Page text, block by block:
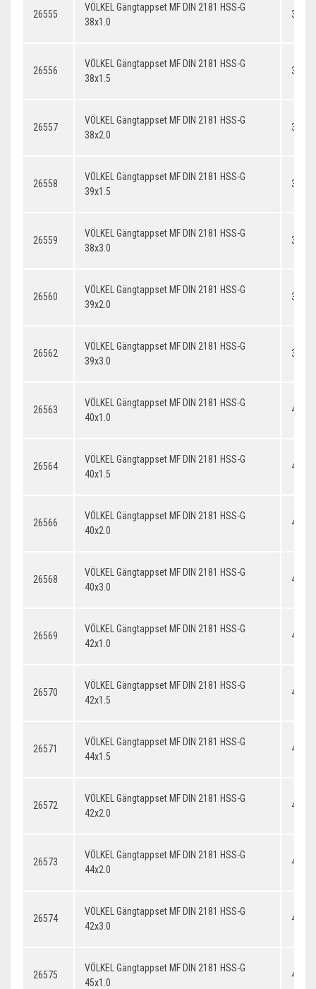
26555
VÖLKEL Gängtappset MF DIN 2181 HSS-G
38x1.0
26556
VÖLKEL Gängtappset MF DIN 2181 HSS-G
38x1.5
26557
VÖLKEL Gängtappset MF DIN 2181 HSS-G
38x2.0
26558
VÖLKEL Gängtappset MF DIN 2181 HSS-G
39x1.5
26559
VÖLKEL Gängtappset MF DIN 2181 HSS-G
38x3.0
26560
VÖLKEL Gängtappset MF DIN 2181 HSS-G
39x2.0
26562
VÖLKEL Gängtappset MF DIN 2181 HSS-G
39x3.0
26563
VÖLKEL Gängtappset MF DIN 2181 HSS-G
40x1.0
26564
VÖLKEL Gängtappset MF DIN 2181 HSS-G
40x1.5
26566
VÖLKEL Gängtappset MF DIN 2181 HSS-G
40x2.0
26568
VÖLKEL Gängtappset MF DIN 2181 HSS-G
40x3.0
26569
VÖLKEL Gängtappset MF DIN 2181 HSS-G
42x1.0
26570
VÖLKEL Gängtappset MF DIN 2181 HSS-G
42x1.5
26571
VÖLKEL Gängtappset MF DIN 2181 HSS-G
44x1.5
26572
VÖLKEL Gängtappset MF DIN 2181 HSS-G
42x2.0
26573
VÖLKEL Gängtappset MF DIN 2181 HSS-G
44x2.0
26574
VÖLKEL Gängtappset MF DIN 2181 HSS-G
42x3.0
26575
VÖLKEL Gängtappset MF DIN 2181 HSS-G
45x1.0